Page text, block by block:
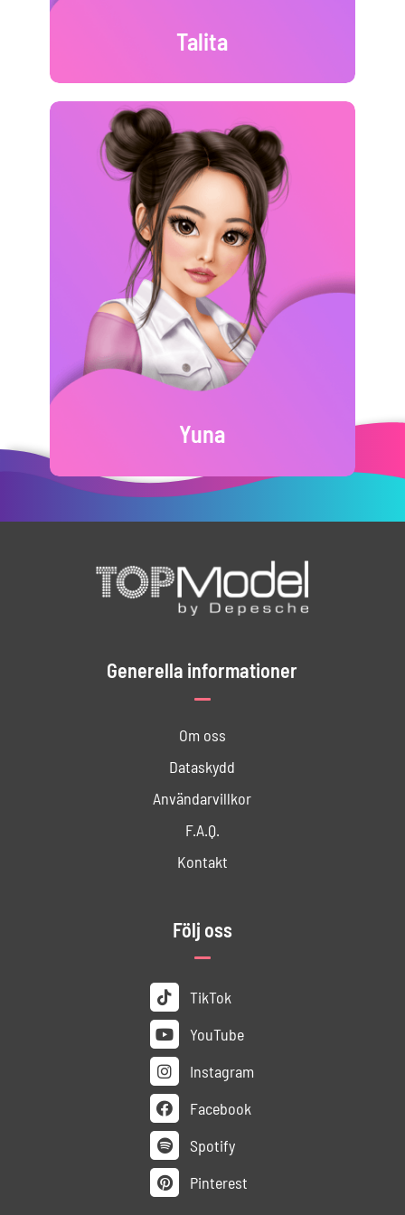
Talita
Yuna
Generella informationer
Om oss
Dataskydd
Användar­villkor
F.A.Q.
Kontakt
Följ oss
TikTok
YouTube
Instagram
Facebook
Spotify
Pinterest